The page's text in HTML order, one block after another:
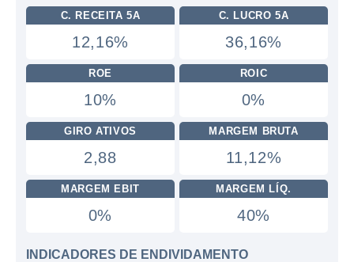
C. RECEITA 5A
12,16%
C. LUCRO 5A
36,16%
ROE
10%
ROIC
0%
GIRO ATIVOS
2,88
MARGEM BRUTA
11,12%
MARGEM EBIT
0%
MARGEM LÍQ.
40%
INDICADORES DE ENDIVIDAMENTO